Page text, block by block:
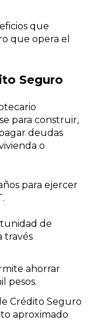
que
que opera el
Seguro
para construir,
deudas
o
para ejercer
de
través
ahorrar
pesos.
Crédito Seguro
aproximado